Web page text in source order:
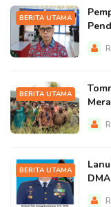
BERITA UTAMA
BERITA UTAMA
BERITA UTAMA
DMA